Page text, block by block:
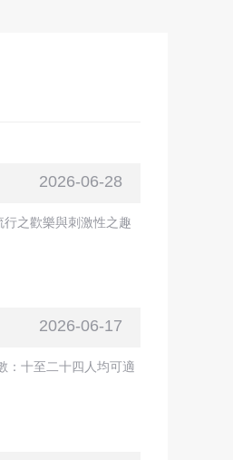
2026-06-28
之歡樂與刺激性之趣
2026-06-17
：十至二十四人均可適